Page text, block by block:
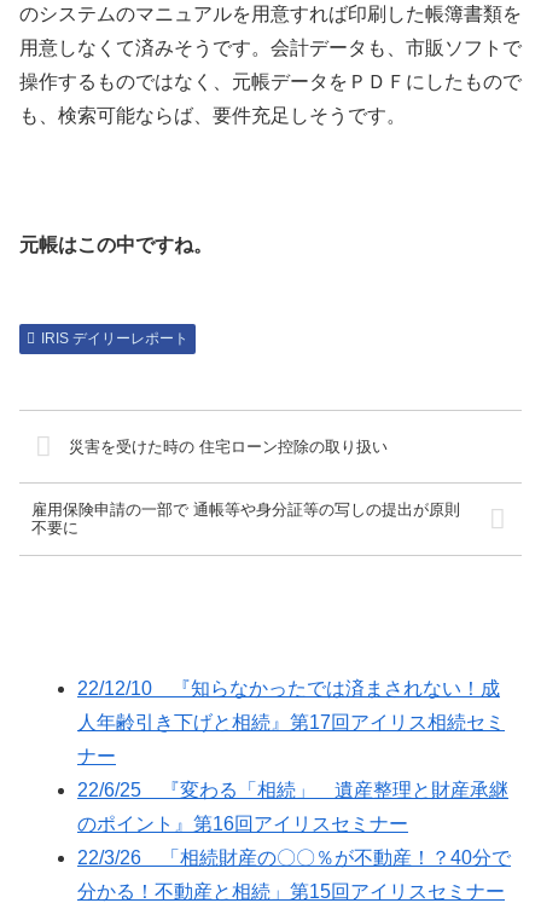
のシステムのマニュアルを用意すれば印刷した帳簿書類を
用意しなくて済みそうです。会計データも、市販ソフトで
操作するものではなく、元帳データをＰＤＦにしたもので
も、検索可能ならば、要件充足しそうです。
元帳はこの中ですね。
IRIS デイリーレポート
災害を受けた時の 住宅ローン控除の取り扱い
雇用保険申請の一部で 通帳等や身分証等の写しの提出が原則
不要に
22/12/10 『知らなかったでは済まされない！成
人年齢引き下げと相続』第17回アイリス相続セミ
ナー
22/6/25 『変わる「相続」 遺産整理と財産承継
のポイント』第16回アイリスセミナー
22/3/26 「相続財産の〇〇％が不動産！？40分で
分かる！不動産と相続」第15回アイリスセミナー